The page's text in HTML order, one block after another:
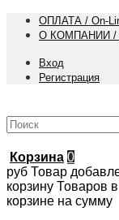
ОПЛАТА / On-
О КОМПАНИИ /
Вход
Регистрация
Корзина 0
руб Товар
корзину Товаров в
корзине на сумму